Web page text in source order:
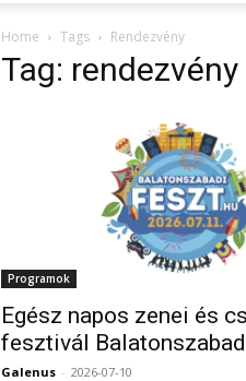
Home Tags Rendezvény
Tag: rendezvény
Programok
Egész napos zenei és
fesztivál
Galenus - 2026-07-10